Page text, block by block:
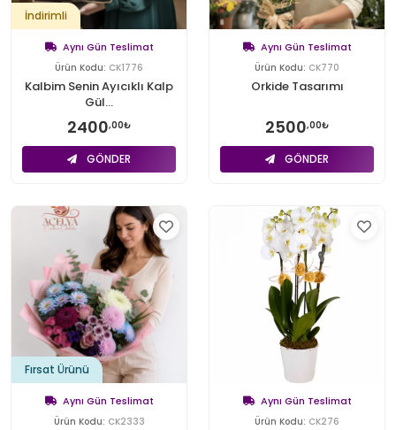
İndirimli
Aynı Gün Teslimat
Ürün Kodu: CK1776
Kalbim Senin Ayıcıklı Kalp
Gül...
2400,00₺
GÖNDER
Aynı Gün Teslimat
Ürün Kodu: CK770
Orkide Tasarımı
2500,00₺
GÖNDER
Fırsat Ürünü
Aynı Gün Teslimat
Ürün Kodu: CK2333
Aynı Gün Teslimat
Ürün Kodu: CK276